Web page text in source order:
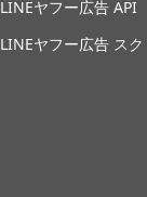
LINEヤフー広告 API
LINEヤフー広告 スク